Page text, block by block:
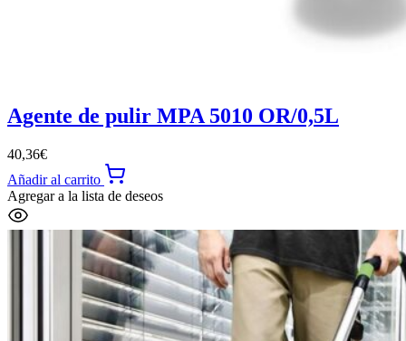
Agente de pulir MPA 5010 OR/0,5L
40,36€
Añadir al carrito
Agregar a la lista de deseos